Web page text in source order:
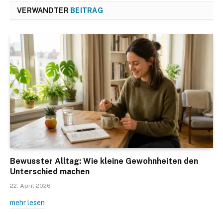
VERWANDTER BEITRAG
Bewusster Alltag: Wie kleine Gewohnheiten den
Unterschied machen
22. April 2026
mehr lesen